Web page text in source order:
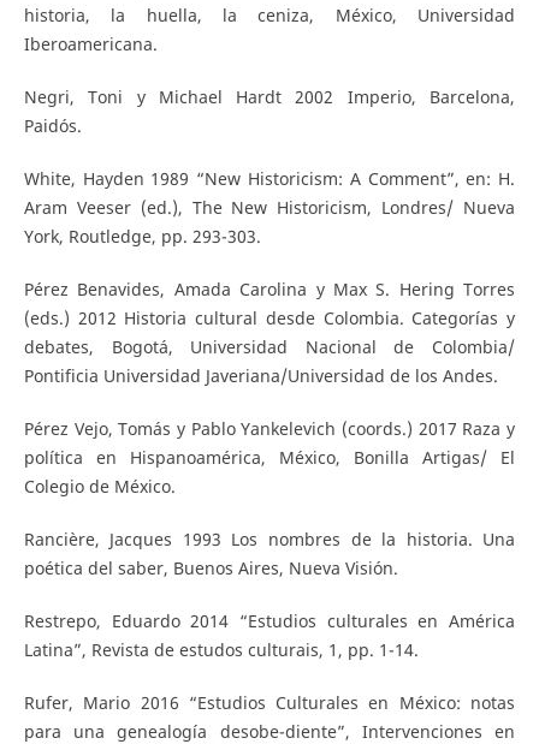
historia, la huella, la ceniza, México, Universidad
Iberoamericana.
Negri, Toni y Michael Hardt 2002 Imperio, Barcelona,
Paidós.
White, Hayden 1989 “New Historicism: A Comment”, en: H.
Aram Veeser (ed.), The New Historicism, Londres/ Nueva
York, Routledge, pp. 293-303.
Pérez Benavides, Amada Carolina y Max S. Hering Torres
(eds.) 2012 Historia cultural desde Colombia. Categorías y
debates, Bogotá, Universidad Nacional de Colombia/
Pontificia Universidad Javeriana/Universidad de los Andes.
Pérez Vejo, Tomás y Pablo Yankelevich (coords.) 2017 Raza y
política en Hispanoamérica, México, Bonilla Artigas/ El
Colegio de México.
Rancière, Jacques 1993 Los nombres de la historia. Una
poética del saber, Buenos Aires, Nueva Visión.
Restrepo, Eduardo 2014 “Estudios culturales en América
Latina”, Revista de estudos culturais, 1, pp. 1-14.
Rufer, Mario 2016 “Estudios Culturales en México: notas
para una genealogía desobe-diente”, Intervenciones en